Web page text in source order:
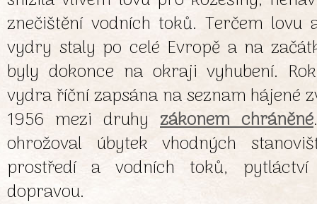
znečištění vodních toků. Terčem lovu
vydry staly po celé Evropě a na
byly dokonce na okraji vyhubení.
vydra říční zapsána na seznam hájené
1956 mezi druhy zákonem chráněné
ohrožoval úbytek vhodných
prostředí a vodních toků,
dopravou.